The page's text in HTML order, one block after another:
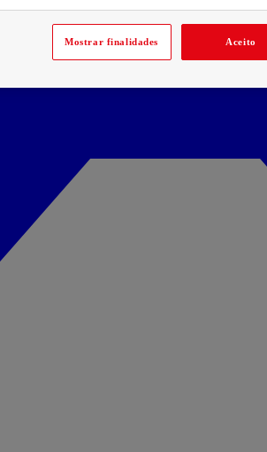
Mostrar finalidades Aceito